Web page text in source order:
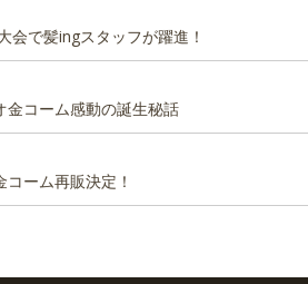
会で髪ingスタッフが躍進！
コーム感動の誕生秘話
ーム再販決定！